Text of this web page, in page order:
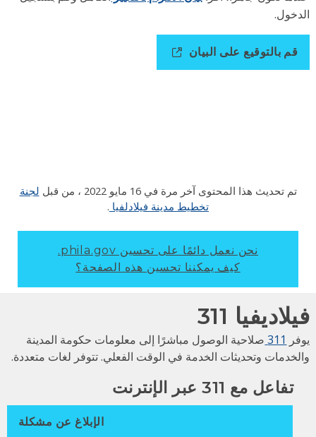
بالتوقيع على البيان
تحديث هذا المحتوى آخر مرة في 16 مايو 2022 ، من قبللجنة
تخطيط مدينة فيلادلفيا.
نحن نعمل دائمًا على تحسين phila.gov.
كيف يمكننا تحسين هذه الصفحة؟
311
311
صلاحية الوصول مباشرًا إلى معلومات حكومة المدينة
وتحديثات الخدمة في الوقت الفعلي. تتوفر لغات متعددة.
مع 311 عبر الإنترنت
الإبلاغ عن مشكلة